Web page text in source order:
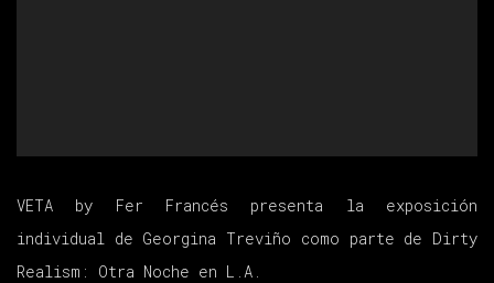
VETA by Fer Francés presenta la exposición
individual de Georgina Treviño como parte de Dirty
Realism: Otra Noche en L.A.